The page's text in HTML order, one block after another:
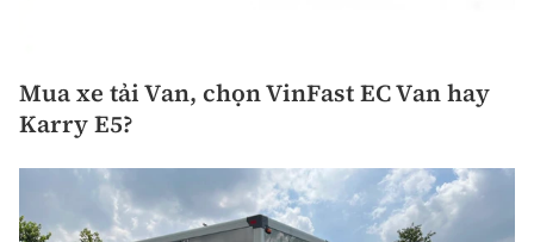
Mua xe tải Van, chọn VinFast EC Van hay
Karry E5?